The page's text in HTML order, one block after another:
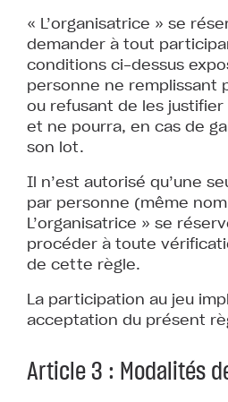
« L’organisatrice » se
demander à tout
conditions ci-dessus
personne ne remplissant
ou refusant de les justifier
et ne pourra, en cas de
son lot.
Il n’est autorisé qu’une
par personne (même
L’organisatrice » se
procéder à toute
de cette règle.
La participation au jeu
acceptation du présent
Article 3 : Modalités